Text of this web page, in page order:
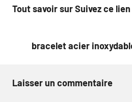
de
Tout savoir sur Suivez ce lien
bracelet acier
Laisser un commentaire